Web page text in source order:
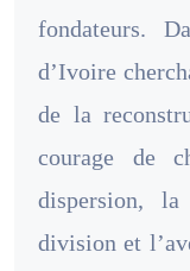
fondateurs.
d’Ivoire
de la
courage de
dispersion,
division et